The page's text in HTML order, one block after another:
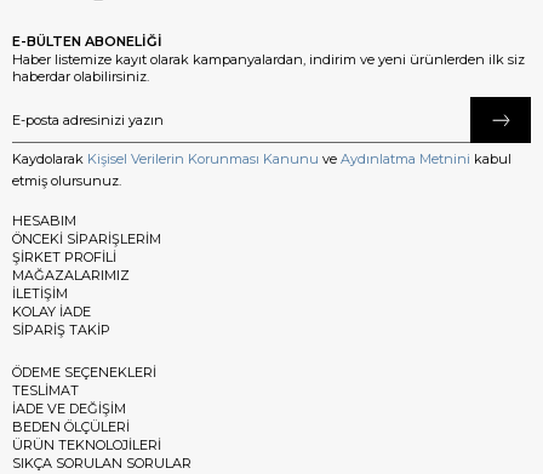
E-BÜLTEN ABONELİĞİ
Haber listemize kayıt olarak kampanyalardan, indirim ve yeni ürünlerden ilk siz
haberdar olabilirsiniz.
Kaydolarak Kişisel Verilerin Korunması Kanunu ve Aydınlatma Metnini kabul
etmiş olursunuz.
HESABIM
ÖNCEKİ SİPARİŞLERİM
ŞİRKET PROFİLİ
MAĞAZALARIMIZ
İLETİŞİM
KOLAY İADE
SİPARİŞ TAKİP
ÖDEME SEÇENEKLERİ
TESLİMAT
İADE VE DEĞİŞİM
BEDEN ÖLÇÜLERİ
ÜRÜN TEKNOLOJİLERİ
SIKÇA SORULAN SORULAR